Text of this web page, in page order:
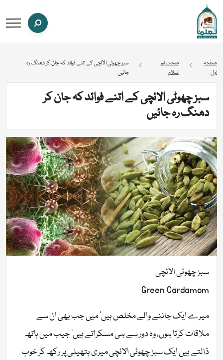
صفحہ
اول
صحت اور
اسلام
سبز چھوٹی الائچی کے اتنے فوائد کہ جان کر دھنگ رہ
جائیں
سبز چھوٹی الائچی کے اتنے فوائد کہ جان کر
دھنگ رہ جائیں
سبز چھوٹی الائچی
Green Cardamom
میرے ایک جاننے والے مخلص ہیں‘ میں جب بھی ان سے
ملاقات کرتا ہوں، وہ دور سے ہی مسکراتے ہیں‘ جیب میں ہاتھ
ڈالتے ہیں ایک سبز چھوٹی الائچی میری ہتھیلی پر رکھ کر خوب